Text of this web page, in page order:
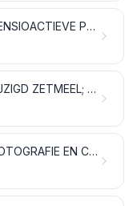
ZEEP, ORGANISCHE TENSIOACTIEVE PRODUCTEN, WASMIDDELEN, SMEERMIDDELEN, KUNSTWAS, BEREIDE WAS, POETS- EN ONDERHOUDSMIDDELEN, KAARSEN EN DERGELIJKE ARTIKELEN, MODELLEERPASTA'S, TANDTECHNISCHE WASPREPARATEN EN TANDTECHNISCHE PREPARATEN OP BASIS VAN GEBRAND GIPS
EIWITSTOFFEN; GEWIJZIGD ZETMEEL; LIJM; ENZYMEN
PRODUCTEN VOOR FOTOGRAFIE EN CINEMATOGRAFIE